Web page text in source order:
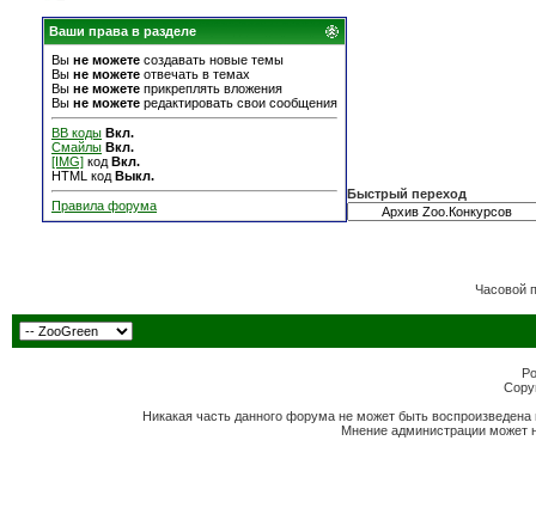
Ваши права в разделе
Вы не можете создавать новые темы
Вы не можете отвечать в темах
Вы не можете прикреплять вложения
Вы не можете редактировать свои сообщения
BB коды Вкл.
Смайлы Вкл.
[IMG] код Вкл.
HTML код Выкл.
Правила форума
Быстрый переход
Часовой
Никакая часть данного форума не может быть
Мнение администрации может